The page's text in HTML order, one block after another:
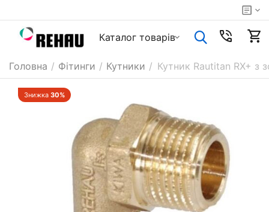
Каталог товарiв
Головна / Фітинги / Кутники / Кутник Rautitan RX+ з
Знижка 30%